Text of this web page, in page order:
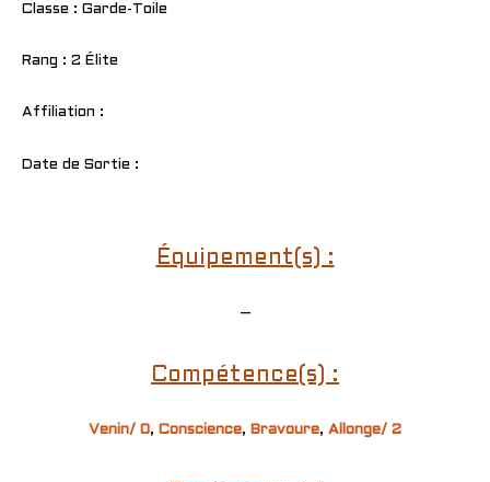
Classe : Garde-Toile
Rang : 2 Élite
Affiliation :
Date de Sortie :
Équipement(s) :
–
Compétence(s) :
Venin/ 0, Conscience, Bravoure, Allonge/ 2